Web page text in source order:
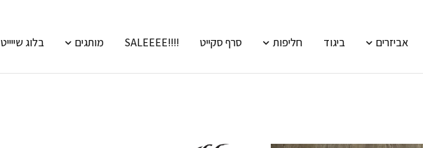
אביזרים ביגוד חליפות סרף סקייט !!!!SALEEEE מותגים בלוג שייייט